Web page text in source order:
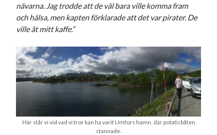
nävarna. Jag trodde att de väl bara ville komma fram
och hälsa, men kapten förklarade att det var pirater. De
ville åt mitt kaffe.”
Här står vi vid vad vi tror kan ha varit Umfors hamn, där potatisbåten
stannade.